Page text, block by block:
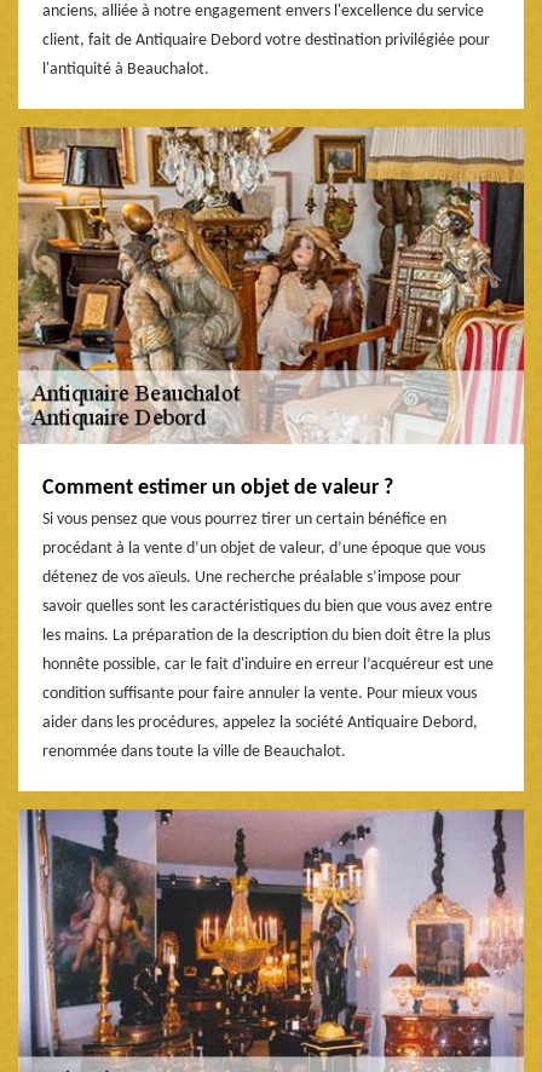
anciens, alliée à notre engagement envers l'excellence du service
client, fait de Antiquaire Debord votre destination privilégiée pour
l'antiquité à Beauchalot.
Comment estimer un objet de valeur ?
Si vous pensez que vous pourrez tirer un certain bénéfice en
procédant à la vente d’un objet de valeur, d’une époque que vous
détenez de vos aïeuls. Une recherche préalable s’impose pour
savoir quelles sont les caractéristiques du bien que vous avez entre
les mains. La préparation de la description du bien doit être la plus
honnête possible, car le fait d'induire en erreur l’acquéreur est une
condition suffisante pour faire annuler la vente. Pour mieux vous
aider dans les procédures, appelez la société Antiquaire Debord,
renommée dans toute la ville de Beauchalot.